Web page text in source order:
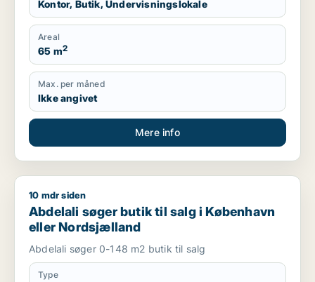
Kontor, Butik, Undervisningslokale
Areal
65 m2
Max. per måned
Ikke angivet
Mere info
Abdelali søger butik til salg i København eller Nordsjælland
10 mdr siden
Abdelali søger butik til salg i København
eller Nordsjælland
Abdelali søger 0-148 m2 butik til salg
Type